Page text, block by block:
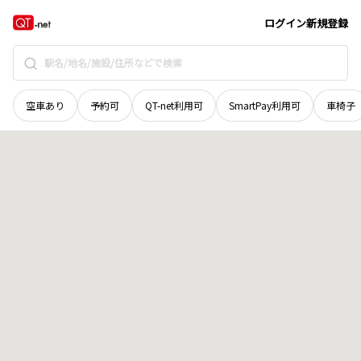
ログイン新規登録
空車あり 予約可 QT-net利用可 SmartPay利用可 車椅子
北海道